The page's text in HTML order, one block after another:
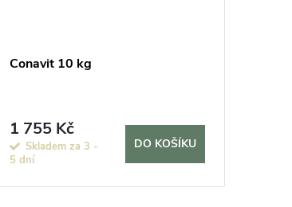
Conavit 10 kg
1 755 Kč
Skladem za 3 -
5 dní
DO KOŠÍKU